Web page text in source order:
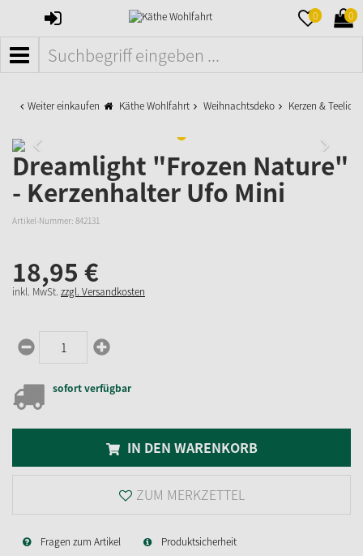
ANMELDEN 0 0
MENÜ
Weiter einkaufen Käthe Wohlfahrt Weihnachtsdeko Kerzen &
Dreamlight "Frozen Nature"
- Kerzenhalter Ufo Mini
Artikel-Nummer: 842131
18,95 €
inkl. MwSt. zzgl. Versandkosten
sofort verfügbar
IN DEN WARENKORB
ZUM MERKZETTEL
Fragen zum Artikel Produktsicherheit